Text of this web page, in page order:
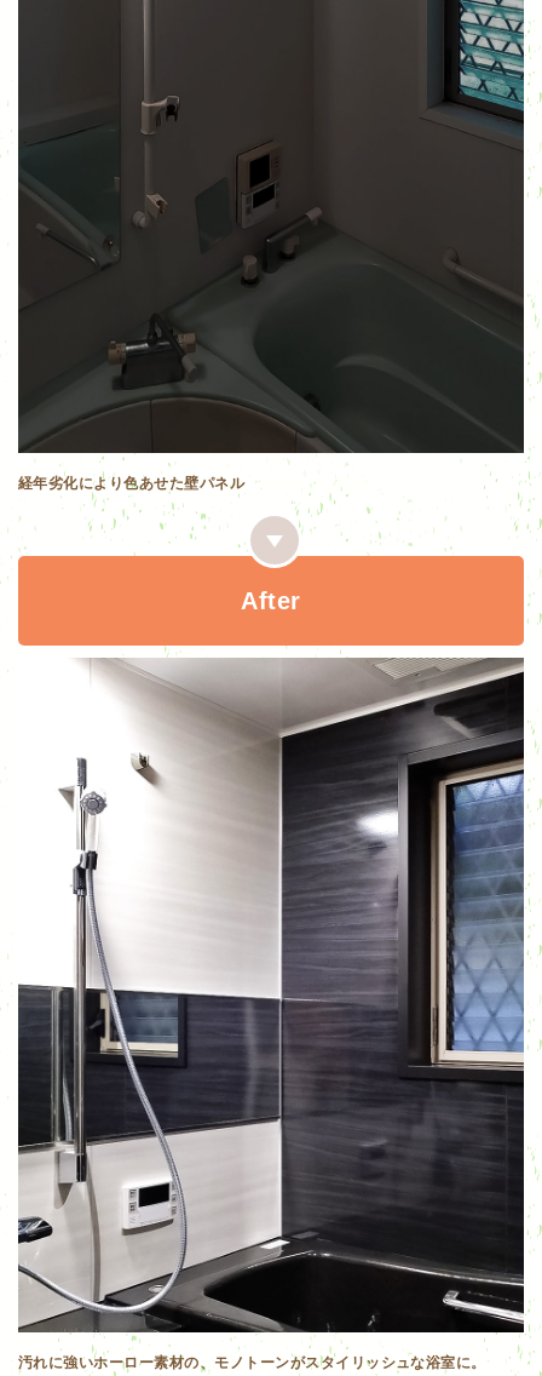
経年劣化により色あせた壁パネル
After
汚れに強いホーロー素材の、モノトーンがスタイリッシュな浴室に。